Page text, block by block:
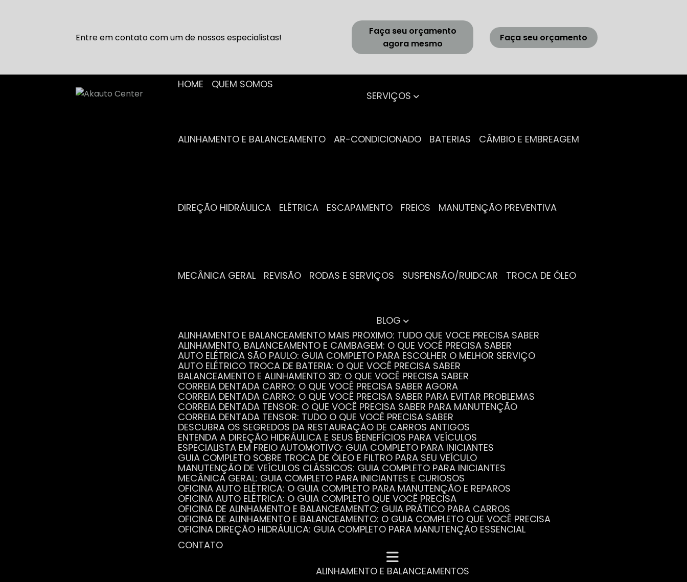
Entre em contato com um de nossos especialistas!
Faça seu orçamento
agora mesmo
Faça seu orçamento
HOME
QUEM SOMOS
SERVIÇOS
ALINHAMENTO E BALANCEAMENTO AR-CONDICIONADO BATERIAS CÂMBIO E EMBREAGEM
DIREÇÃO HIDRÁULICA ELÉTRICA ESCAPAMENTO FREIOS MANUTENÇÃO PREVENTIVA
MECÂNICA GERAL REVISÃO RODAS E SERVIÇOS SUSPENSÃO/RUIDCAR TROCA DE ÓLEO
BLOG
ALINHAMENTO E BALANCEAMENTO MAIS PRÓXIMO: TUDO QUE VOCÊ PRECISA SABER
ALINHAMENTO, BALANCEAMENTO E CAMBAGEM: O QUE VOCÊ PRECISA SABER
AUTO ELÉTRICA SÃO PAULO: GUIA COMPLETO PARA ESCOLHER O MELHOR SERVIÇO
AUTO ELÉTRICO TROCA DE BATERIA: O QUE VOCÊ PRECISA SABER
BALANCEAMENTO E ALINHAMENTO 3D: O QUE VOCÊ PRECISA SABER
CORREIA DENTADA CARRO: O QUE VOCÊ PRECISA SABER AGORA
CORREIA DENTADA CARRO: O QUE VOCÊ PRECISA SABER PARA EVITAR PROBLEMAS
CORREIA DENTADA TENSOR: O QUE VOCÊ PRECISA SABER PARA MANUTENÇÃO
CORREIA DENTADA TENSOR: TUDO O QUE VOCÊ PRECISA SABER
DESCUBRA OS SEGREDOS DA RESTAURAÇÃO DE CARROS ANTIGOS
ENTENDA A DIREÇÃO HIDRÁULICA E SEUS BENEFÍCIOS PARA VEÍCULOS
ESPECIALISTA EM FREIO AUTOMOTIVO: GUIA COMPLETO PARA INICIANTES
GUIA COMPLETO SOBRE TROCA DE ÓLEO E FILTRO PARA SEU VEÍCULO
MANUTENÇÃO DE VEÍCULOS CLÁSSICOS: GUIA COMPLETO PARA INICIANTES
MECÂNICA GERAL: GUIA COMPLETO PARA INICIANTES E CURIOSOS
OFICINA AUTO ELÉTRICA: O GUIA COMPLETO PARA MANUTENÇÃO E REPAROS
OFICINA AUTO ELÉTRICA: O GUIA COMPLETO QUE VOCÊ PRECISA
OFICINA DE ALINHAMENTO E BALANCEAMENTO: GUIA PRÁTICO PARA CARROS
OFICINA DE ALINHAMENTO E BALANCEAMENTO: O GUIA COMPLETO QUE VOCÊ PRECISA
OFICINA DIREÇÃO HIDRÁULICA: GUIA COMPLETO PARA MANUTENÇÃO ESSENCIAL
OFICINA MECÂNICA COMPLETA PARA BLINDADOS: TUDO QUE VOCÊ PRECISA SABER
POR QUE A REVISÃO AUTOMOTIVA É ESSENCIAL PARA O DESEMPENHO DO SEU CARRO
SERVIÇO DE ALINHAMENTO E BALANCEAMENTO: O QUE VOCÊ PRECISA SABER
VANTAGENS ESSENCIAIS DA TROCA DE ÓLEO PARA A SAÚDE DO SEU CARRO
CONTATO
ALINHAMENTO E BALANCEAMENTOS